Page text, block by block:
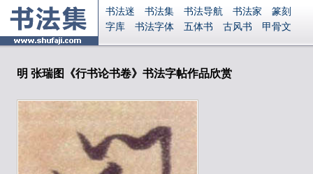
书法迷 书法集 书法导航 书法家
篆刻
字库
书法字体 五体书 古风书
甲骨文
集字
字形 大字 篆刻之家
起名
识字 英语 印章
字体下载
免费字体
Ai矢量
P图宝 南无阿弥陀佛
安全网站
显广告
明 张瑞图《行书论书卷》书法字帖作品欣赏